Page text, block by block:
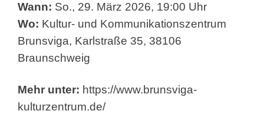
Wann: So., 29. März 2026, 19:00 Uhr
Wo: Kultur- und Kommunikationszentrum
Brunsviga, Karlstraße 35, 38106
Braunschweig
Mehr unter: https://www.brunsviga-
kulturzentrum.de/